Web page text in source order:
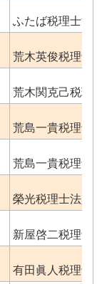
ふたば税理士法
荒木英俊税理士
荒木関克己税理
荒島一貴税理士
荒島一貴税理士
榮光税理士法人
新屋啓二税理士
有田眞人税理士